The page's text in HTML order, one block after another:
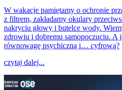
W wakacje pamiętamy o ochronie
z filtrem, zakładamy okulary
nakryciu głowy i butelce wody.
zdrowiu i dobremu samopoczuciu. A
równowagę psychiczną i… cyfrową?
czytaj dalej...